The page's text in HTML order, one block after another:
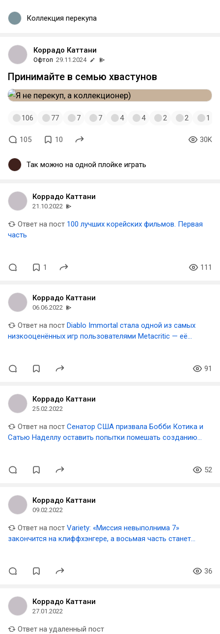
Коллекция перекупа
Коррадо Каттани
Офтоп 29.11.2024
Принимайте в семью хвастунов
106 77 7 7 4 4 2 2 1
105 10 30K
Так можно на одной плойке играть
Коррадо Каттани
21.10.2022
Ответ на пост 100 лучших корейских фильмов. Первая
часть
1 111
Коррадо Каттани
06.06.2022
Ответ на пост Diablo Immortal стала одной из самых
низкооценённых игр пользователями Metacritic — её
91
Коррадо Каттани
25.02.2022
Ответ на пост Сенатор США призвала Бобби Котика и
Сатью Наделлу оставить попытки помешать созданию
52
Коррадо Каттани
09.02.2022
Ответ на пост Variety: «Миссия невыполнима 7»
закончится на клиффхэнгере, а восьмая часть станет
36
Коррадо Каттани
27.01.2022
Ответ на удаленный пост